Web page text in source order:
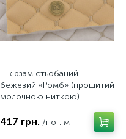
Шкірзам стьобаний
бежевий «Ромб» (прошитий
молочною ниткою)
флізеліном, ширина 135см
417 грн. /пог. м